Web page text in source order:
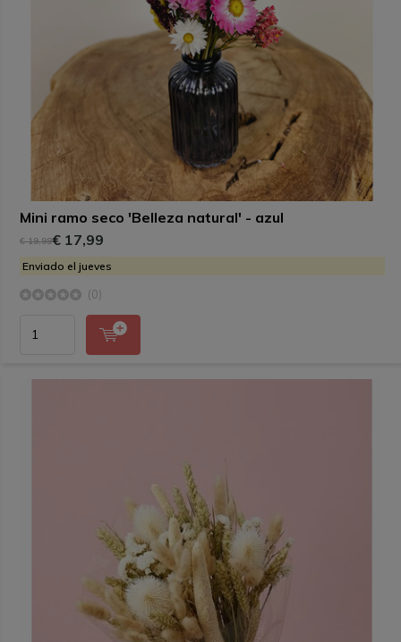
Mini ramo seco 'Belleza natural' - azul
€ 19,99€ 17,99
Enviado el jueves
(0)